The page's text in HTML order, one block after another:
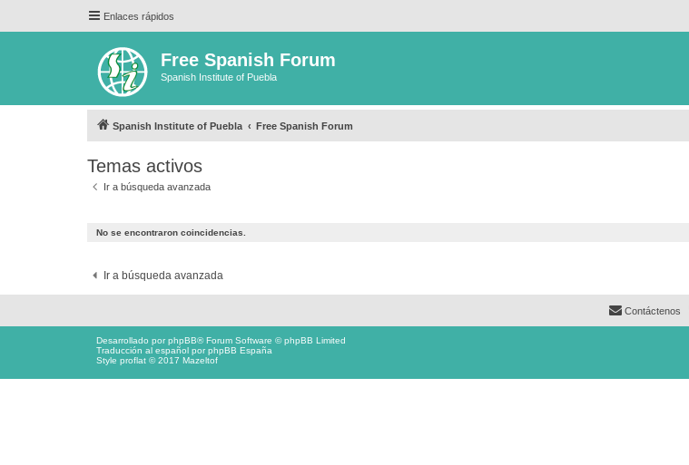
Enlaces rápidos
Free Spanish Forum
Spanish Institute of Puebla
Spanish Institute of Puebla Free Spanish Forum
Temas activos
Ir a búsqueda avanzada
No se encontraron coincidencias.
Ir a búsqueda avanzada
Contáctenos
Desarrollado porphpBB® Forum Software © phpBB Limited
Traducción al español porphpBB España
Style proflat © 2017 Mazeltof